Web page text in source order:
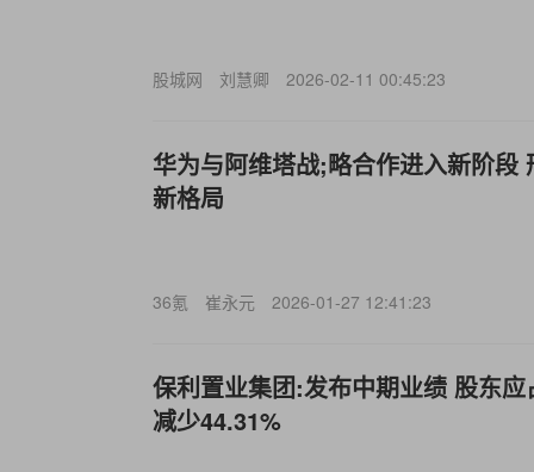
股城网 刘慧卿 2026-02-11 00:45:23
华为与阿维塔战;略合作进入新阶段
新格局
36氪 崔永元 2026-01-27 12:41:23
保利置业集团:发布中期业绩 股东
减少44.31%